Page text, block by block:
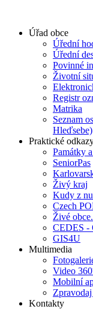
Úřad obce
Úřední
Úřední
Povinné
Životní
Registr
Matrika
Seznam
Hleďsebe)
Praktické
Památky
SeniorPas
Živý kraj
Kudy z
Czech
Živé
CEDES -
GIS4U
Multimedia
Video
Mobilní
Kontakty